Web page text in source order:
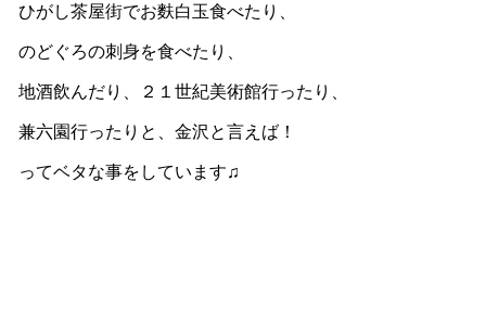
ひがし茶屋街でお麩白玉食べたり、
のどぐろの刺身を食べたり、
地酒飲んだり、２１世紀美術館行ったり、
兼六園行ったりと、金沢と言えば！
ってベタな事をしています♫